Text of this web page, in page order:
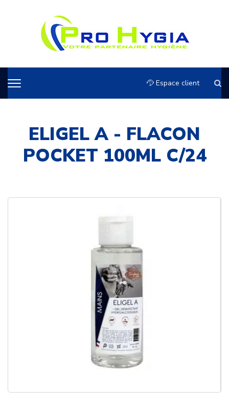
Espace client
ELIGEL A - FLACON
POCKET 100ML C/24